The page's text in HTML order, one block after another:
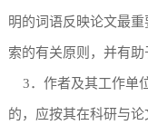
明的词语反映论文最
索的有关原则，并有助
3．作者及其工作单
的，应按其在科研与